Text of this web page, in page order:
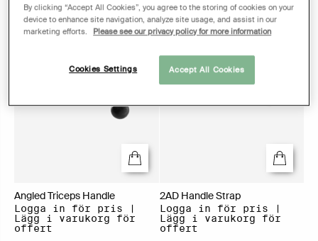
Angled Triceps Handle
Logga in för pris |
Lägg i varukorg för
offert
2AD Handle Strap
Logga in för pris |
Lägg i varukorg för
offert
By clicking “Accept All Cookies”, you agree to the storing of cookies on your
device to enhance site navigation, analyze site usage, and assist in our
marketing efforts.
Please see our privacy policy for more information
Cookies Settings Accept All Cookies